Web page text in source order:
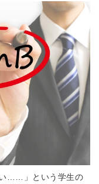
い……」という学生の